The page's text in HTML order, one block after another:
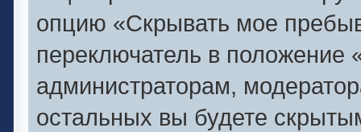
опцию «Скрывать мое
переключатель в положение
администраторам,
остальных вы будете